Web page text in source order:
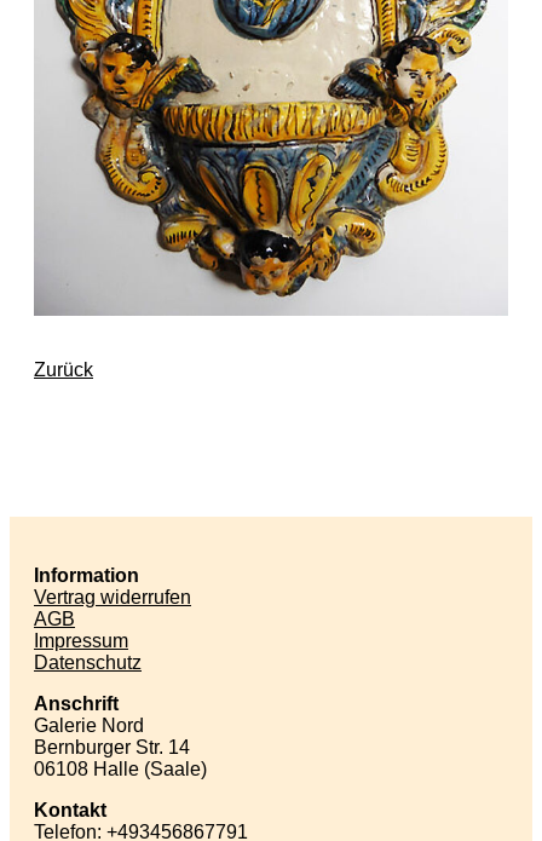
Zurück
Information
Vertrag widerrufen
AGB
Impressum
Datenschutz
Anschrift
Galerie Nord
Bernburger Str. 14
06108 Halle (Saale)
Kontakt
Telefon: +493456867791